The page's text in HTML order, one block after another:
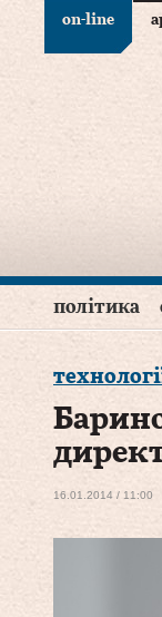
on-line
політика
16.01.2014 / 11:00